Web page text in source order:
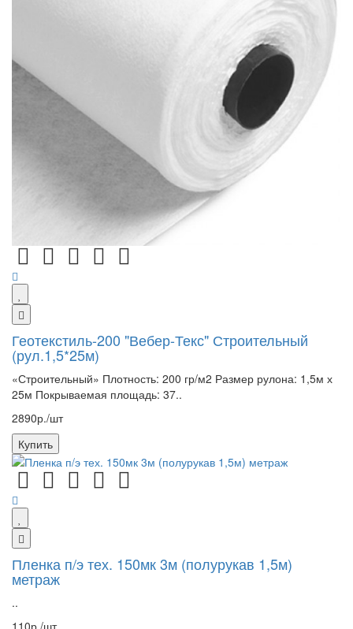
Геотекстиль-200 "Вебер-Текс" Строительный
(рул.1,5*25м)
«Строительный» Плотность: 200 гр/м2 Размер рулона: 1,5м х
25м Покрываемая площадь: 37..
2890р./шт
Купить
Пленка п/э тех. 150мк 3м (полурукав 1,5м)
метраж
..
110р./шт